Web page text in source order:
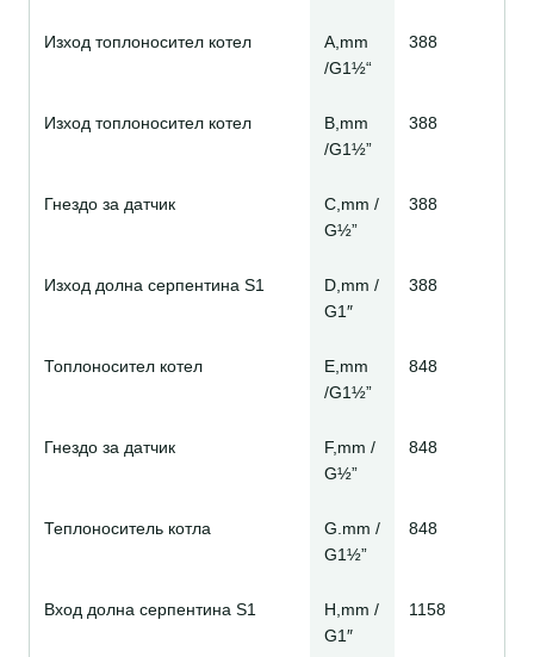
Изход топлоносител котел
A,mm
/G1½“
388
Изход топлоносител котел
B,mm
/G1½”
388
Гнездо за датчик
C,mm /
G½”
388
Изход долна серпентина S1
D,mm /
G1″
388
Топлоносител котел
E,mm
/G1½”
848
Гнездо за датчик
F,mm /
G½”
848
Теплоноситель котла
G.mm /
G1½”
848
Вход долна серпентина S1
H,mm /
G1″
1158